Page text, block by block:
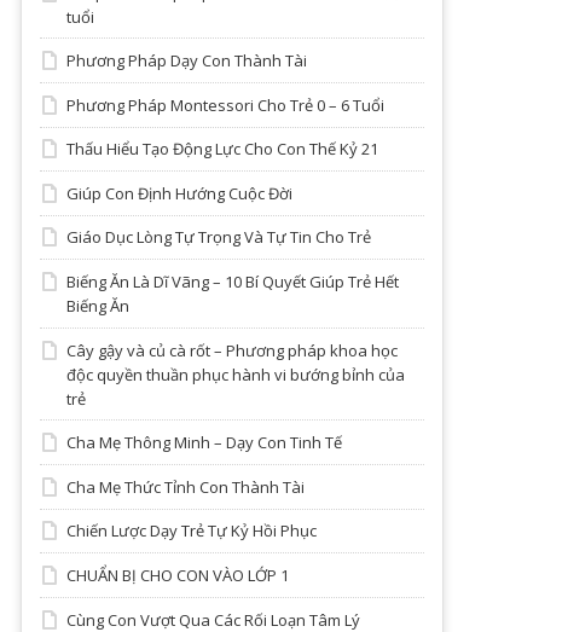
tuổi
Phương Pháp Dạy Con Thành Tài
Phương Pháp Montessori Cho Trẻ 0 – 6 Tuổi
Thấu Hiểu Tạo Động Lực Cho Con Thế Kỷ 21
Giúp Con Định Hướng Cuộc Đời
Giáo Dục Lòng Tự Trọng Và Tự Tin Cho Trẻ
Biếng Ăn Là Dĩ Vãng – 10 Bí Quyết Giúp Trẻ Hết
Biếng Ăn
Cây gậy và củ cà rốt – Phương pháp khoa học
độc quyền thuần phục hành vi bướng bỉnh của
trẻ
Cha Mẹ Thông Minh – Dạy Con Tinh Tế
Cha Mẹ Thức Tỉnh Con Thành Tài
Chiến Lược Dạy Trẻ Tự Kỷ Hồi Phục
CHUẨN BỊ CHO CON VÀO LỚP 1
Cùng Con Vượt Qua Các Rối Loạn Tâm Lý